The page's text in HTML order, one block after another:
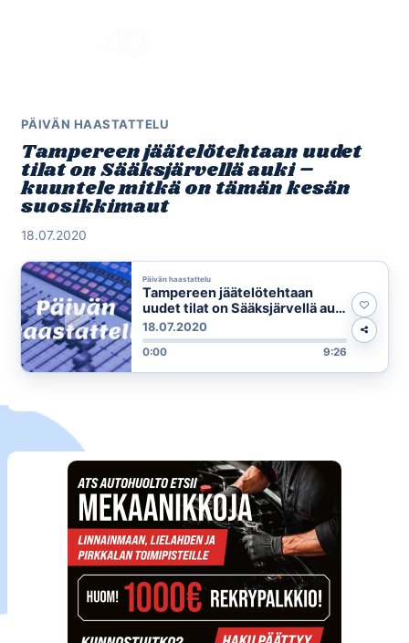
PÄIVÄN HAASTATTELU
Tampereen jäätelötehtaan uudet
tilat on Sääksjärvellä auki –
kuuntele mitkä on tämän kesän
suosikkimaut
18.07.2020
Päivän haastattelu
Tampereen jäätelötehtaan
uudet tilat on Sääksjärvellä auki
– kuuntele mitkä on tämän
kesän suosikkimaut
18.07.2020
0:00 9:26